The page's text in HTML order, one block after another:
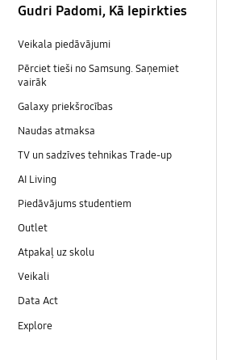
Gudri Padomi, Kā Iepirkties
Veikala piedāvājumi
Pērciet tieši no Samsung. Saņemiet
vairāk
Galaxy priekšrocības
Naudas atmaksa
TV un sadzīves tehnikas Trade-up
AI Living
Piedāvājums studentiem
Outlet
Atpakaļ uz skolu
Veikali
Data Act
Explore